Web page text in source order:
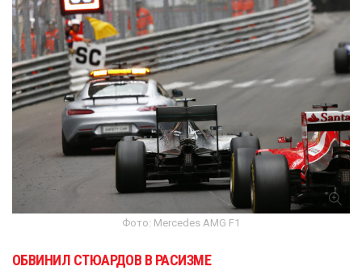
Фото: Mercedes AMG F1
ОБВИНИЛ СТЮАРДОВ В РАСИЗМЕ